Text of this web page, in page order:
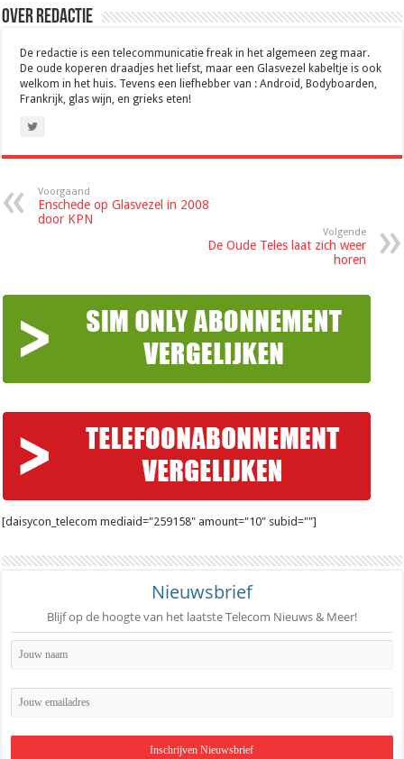
Over Redactie
De redactie is een telecommunicatie freak in het algemeen zeg maar.
De oude koperen draadjes het liefst, maar een Glasvezel kabeltje is ook
welkom in het huis. Tevens een liefhebber van : Android, Bodyboarden,
Frankrijk, glas wijn, en grieks eten!
Voorgaand
Enschede op Glasvezel in 2008
door KPN
Volgende
De Oude Teles laat zich weer
horen
[daisycon_telecom mediaid="259158" amount="10" subid=""]
Nieuwsbrief
Blijf op de hoogte van het laatste Telecom Nieuws & Meer!